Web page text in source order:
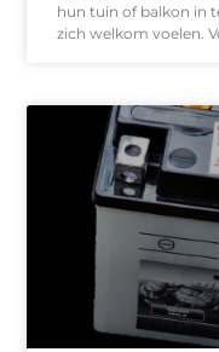
hun tuin of balkon in
zich welkom voelen.